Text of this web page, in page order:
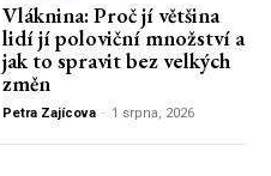
Vláknina: Proč jí většina
lidí jí poloviční množství a
jak to spravit bez velkých
změn
Petra Zajícova - 1 srpna, 2026